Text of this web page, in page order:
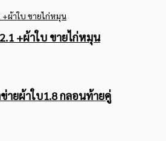
+ผ้าใบ ขายไก่หมุน
ายผ้าใบ1.8 กลอนท้ายคู่